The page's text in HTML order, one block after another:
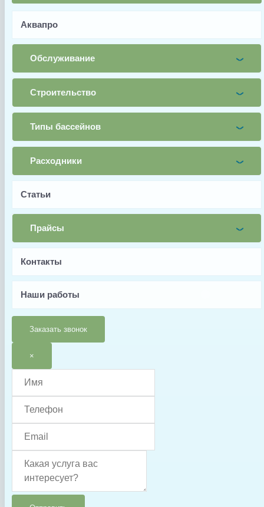
Аквапро
Обслуживание
Строительство
Типы бассейнов
Расходники
Статьи
Прайсы
Контакты
Наши работы
Заказать звонок
×
Измерение: любой датчик
Имя
Почта
Заявка
Заказать
Заводской артикул
REA01
Производитель
Дополнительно
Макс. температура: +40С
Гарантия
6 месяцев
Тип запчасти
Колба